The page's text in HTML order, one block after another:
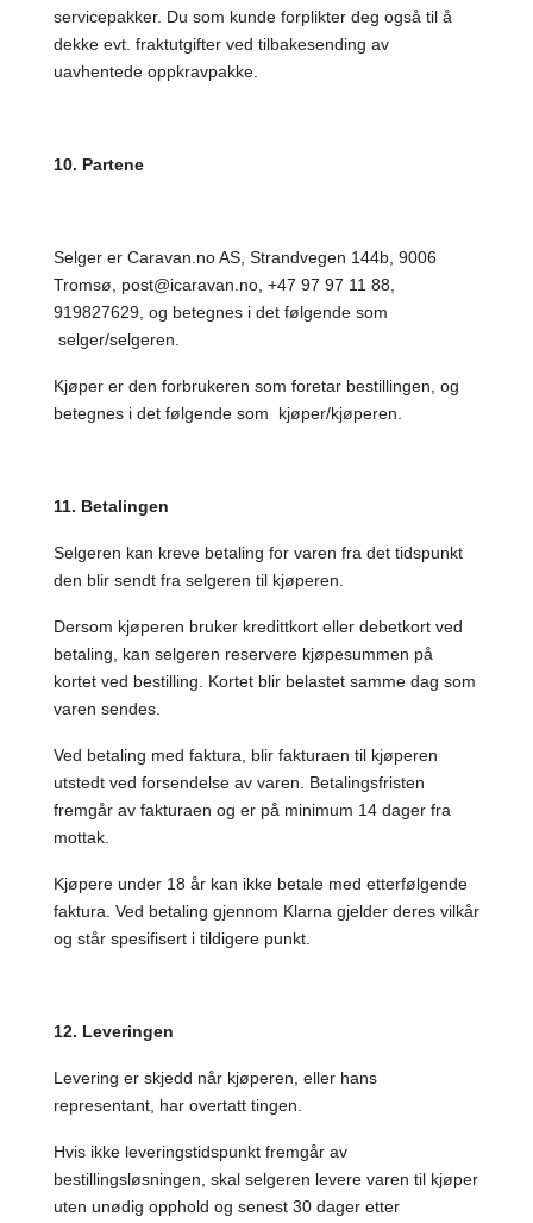
servicepakker. Du som kunde forplikter deg også til å
dekke evt. fraktutgifter ved tilbakesending av
uavhentede oppkravpakke.
10. Partene
Selger er Caravan.no AS, Strandvegen 144b, 9006
Tromsø, post@icaravan.no, +47 97 97 11 88,
919827629, og betegnes i det følgende som
selger/selgeren.
Kjøper er den forbrukeren som foretar bestillingen, og
betegnes i det følgende som kjøper/kjøperen.
11. Betalingen
Selgeren kan kreve betaling for varen fra det tidspunkt
den blir sendt fra selgeren til kjøperen.
Dersom kjøperen bruker kredittkort eller debetkort ved
betaling, kan selgeren reservere kjøpesummen på
kortet ved bestilling. Kortet blir belastet samme dag som
varen sendes.
Ved betaling med faktura, blir fakturaen til kjøperen
utstedt ved forsendelse av varen. Betalingsfristen
fremgår av fakturaen og er på minimum 14 dager fra
mottak.
Kjøpere under 18 år kan ikke betale med etterfølgende
faktura. Ved betaling gjennom Klarna gjelder deres vilkår
og står spesifisert i tildigere punkt.
12. Leveringen
Levering er skjedd når kjøperen, eller hans
representant, har overtatt tingen.
Hvis ikke leveringstidspunkt fremgår av
bestillingsløsningen, skal selgeren levere varen til kjøper
uten unødig opphold og senest 30 dager etter